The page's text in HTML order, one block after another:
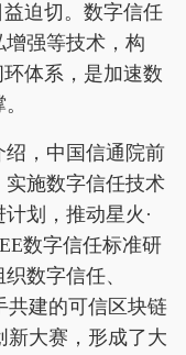
迫切。数字信任
强等技术，构
体系，是加速数
，中国信通院前
施数字信任技术
划，推动星火·
数字信任标准研
数字信任、
共建的可信区块链
新大赛，形成了大